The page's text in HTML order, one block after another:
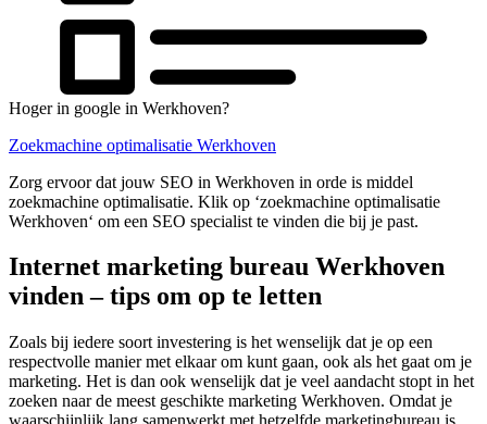
Hoger in google in Werkhoven?
Zoekmachine optimalisatie Werkhoven
Zorg ervoor dat jouw SEO in Werkhoven in orde is middel
zoekmachine optimalisatie. Klik op ‘zoekmachine optimalisatie
Werkhoven‘ om een SEO specialist te vinden die bij je past.
Internet marketing bureau Werkhoven
vinden – tips om op te letten
Zoals bij iedere soort investering is het wenselijk dat je op een
respectvolle manier met elkaar om kunt gaan, ook als het gaat om je
marketing. Het is dan ook wenselijk dat je veel aandacht stopt in het
zoeken naar de meest geschikte marketing Werkhoven. Omdat je